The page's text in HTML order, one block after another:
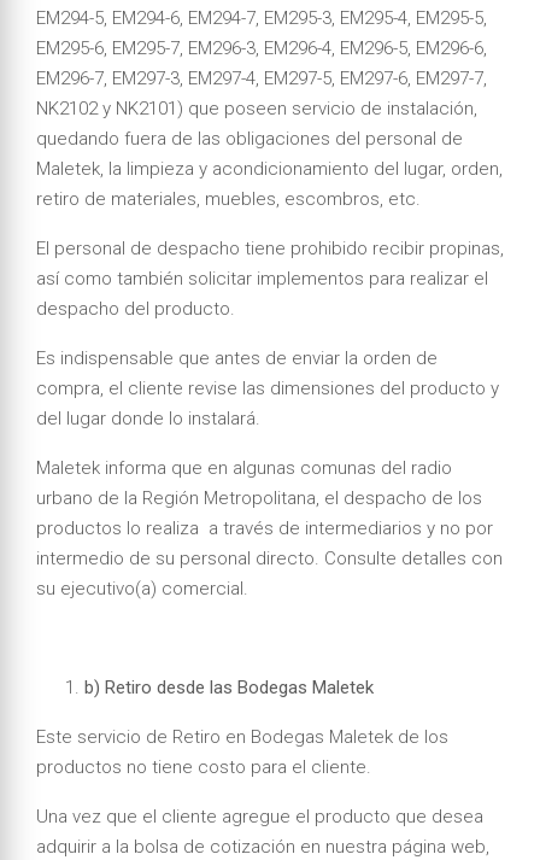
EM294-5, EM294-6, EM294-7, EM295-3, EM295-4, EM295-5,
EM295-6, EM295-7, EM296-3, EM296-4, EM296-5, EM296-6,
EM296-7, EM297-3, EM297-4, EM297-5, EM297-6, EM297-7,
NK2102 y NK2101) que poseen servicio de instalación,
quedando fuera de las obligaciones del personal de
Maletek, la limpieza y acondicionamiento del lugar, orden,
retiro de materiales, muebles, escombros, etc.
El personal de despacho tiene prohibido recibir propinas,
así como también solicitar implementos para realizar el
despacho del producto.
Es indispensable que antes de enviar la orden de
compra, el cliente revise las dimensiones del producto y
del lugar donde lo instalará.
Maletek informa que en algunas comunas del radio
urbano de la Región Metropolitana, el despacho de los
productos lo realiza a través de intermediarios y no por
intermedio de su personal directo. Consulte detalles con
su ejecutivo(a) comercial.
b) Retiro desde las Bodegas Maletek
Este servicio de Retiro en Bodegas Maletek de los
productos no tiene costo para el cliente.
Una vez que el cliente agregue el producto que desea
adquirir a la bolsa de cotización en nuestra página web,